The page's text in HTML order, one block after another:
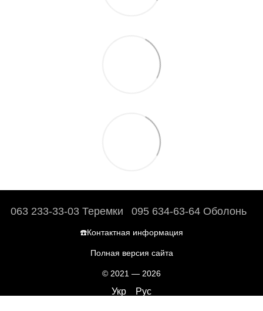
063 233-33-03 Теремки 095 634-63-64 Оболонь
☎️Контактная информация
Полная версия сайта
© 2021 — 2026
Укр Рус